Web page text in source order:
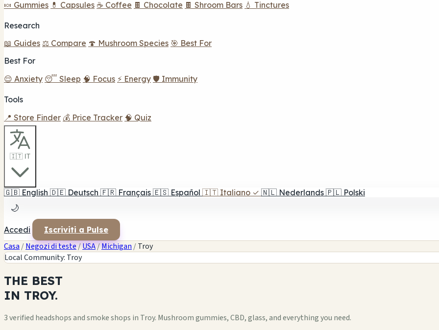
🍬 Gummies 💊 Capsules ☕ Coffee 🍫 Chocolate 🍫 Shroom Bars 💧 Tinctures
Research
📖 Guides ⚖️ Compare 🍄 Mushroom Species 🎯 Best For
Best For
😌 Anxiety 😴 Sleep 🧠 Focus ⚡ Energy 🛡️ Immunity
Tools
📍 Store Finder 💰 Price Tracker 🧠 Quiz
🇮🇹 IT
🇬🇧 English 🇩🇪 Deutsch 🇫🇷 Français 🇪🇸 Español 🇮🇹 Italiano ✓ 🇳🇱 Nederlands 🇵🇱 Polski
🌙
Accedi Iscriviti a Pulse
Casa /Negozi di teste/USA/Michigan /Troy
Local Community: Troy
THE BEST
IN TROY.
3 verified headshops and smoke shops in Troy. Mushroom gummies, CBD, glass, and everything you need.